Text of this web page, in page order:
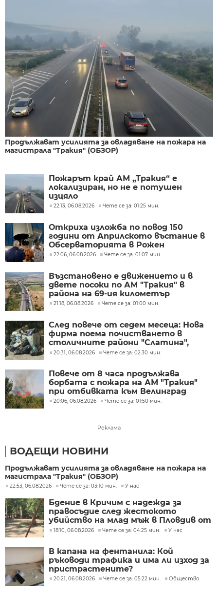
Продължават усилията за овладяване на пожара на
магистрала "Тракия" (ОБЗОР)
Пожарът край АМ „Тракия“ е
локализиран, но не е потушен
изцяло
22:13, 06.08.2026 Чете се за: 01:25 мин.
Откриха изложба по повод 150
години от Априлското въстание в
Обсерваторията в Рожен
22:06, 06.08.2026 Чете се за: 01:07 мин.
Възстановено е движението и в
двете посоки по АМ "Тракия" в
района на 69-ия километър
21:18, 06.08.2026 Чете се за: 01:00 мин.
След повече от седем месеца: Нова
фирма поема почистването в
столичните райони "Слатина",
"Подуяне" и "Изгрев"
20:31, 06.08.2026 Чете се за: 02:30 мин.
Повече от 8 часа продължава
борбата с пожара на АМ "Тракия"
при отбивката към Велинград
20:06, 06.08.2026 Чете се за: 01:50 мин.
Реклама
ВОДЕЩИ НОВИНИ
Продължават усилията за овладяване на пожара на
магистрала "Тракия" (ОБЗОР)
22:53, 06.08.2026 Чете се за: 03:10 мин. У нас
Бдение в Кричим с надежда за
правосъдие след жестокото
убийство на млад мъж в Пловдив от
тийнейджъри
18:10, 06.08.2026 Чете се за: 04:25 мин. У нас
В капана на фентанила: Кой
ръководи трафика и има ли изход за
пристрастените?
20:21, 06.08.2026 Чете се за: 05:22 мин. Общество